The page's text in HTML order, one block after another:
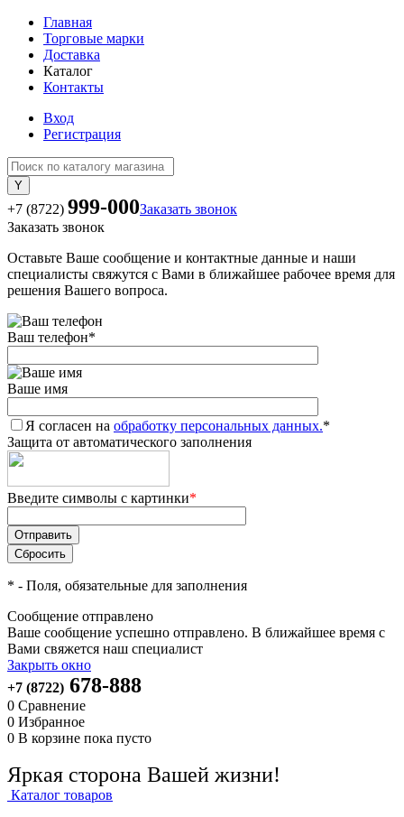
Главная
Торговые марки
Доставка
Каталог
Контакты
Вход
Регистрация
+7 (8722) 999-000Заказать звонок
Заказать звонок
Оставьте Ваше сообщение и контактные данные и наши
специалисты свяжутся с Вами в ближайшее рабочее время для
решения Вашего вопроса.
Ваш телефон*
Ваше имя
Я согласен на обработку персональных данных.*
Защита от автоматического заполнения
Введите символы с картинки*
* - Поля, обязательные для заполнения
Сообщение отправлено
Ваше сообщение успешно отправлено. В ближайшее время с
Вами свяжется наш специалист
Закрыть окно
+7 (8722) 678-888
0 Сравнение
0 Избранное
0 В корзине пока пусто
Яркая сторона Вашей жизни!
Каталог товаров